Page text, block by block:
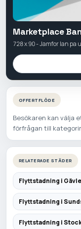
Marketplace
728 x 90 - Jamfor lan pa
OFFERTFLÖDE
Besökaren kan välja
förfrågan till
RELATERADE STÄDER
Flyttstadning i Gävle
Flyttstadning i
Flyttstadning i